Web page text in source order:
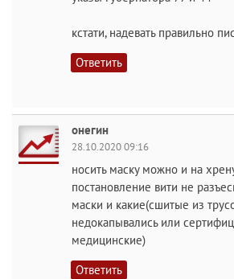
кстати, надевать правильно
Ответить
онегин
28.10.2020 09:16
носить маску можно и на
постановление вити не
маски и какие(сшитые из
недокапывались или
медицинские)
Ответить